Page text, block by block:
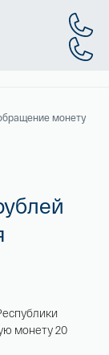
монету
монету 20